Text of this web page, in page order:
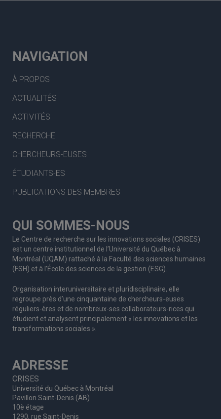
NAVIGATION
À PROPOS
ACTUALITÉS
ACTIVITÉS
RECHERCHE
CHERCHEURS-EUSES
ÉTUDIANTS-ES
PUBLICATIONS DES MEMBRES
QUI SOMMES-NOUS
Le Centre de recherche sur les innovations sociales (CRISES)
est un centre institutionnel de l’Université du Québec à
Montréal (UQAM) rattaché à la Faculté des sciences humaines
(FSH) et à l’École des sciences de la gestion (ESG).
Organisation interuniversitaire et pluridisciplinaire, elle
regroupe près d’une cinquantaine de chercheurs-euses
réguliers-ères et de nombreux-ses collaborateurs-rices qui
étudient et analysent principalement « les innovations et les
transformations sociales ».
ADRESSE
CRISES
Université du Québec à Montréal
Pavillon Saint-Denis (AB)
10è étage
1290, rue Saint-Denis